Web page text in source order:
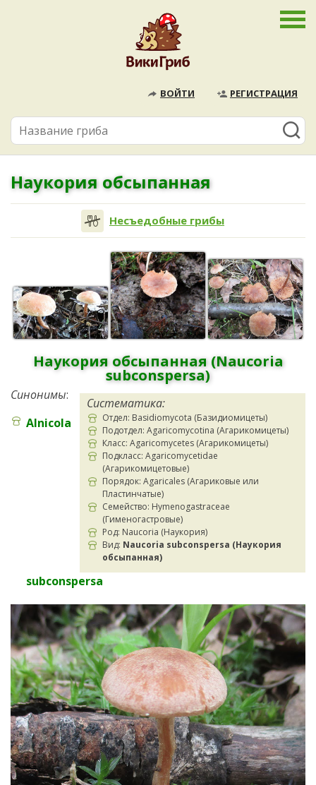
ВОЙТИ РЕГИСТРАЦИЯ
Наукория обсыпанная
Несъедобные грибы
Наукория обсыпанная (Naucoria
subconspersa)
Систематика:
Отдел: Basidiomycota (Базидиомицеты)
Подотдел: Agaricomycotina (Агарикомицеты)
Класс: Agaricomycetes (Агарикомицеты)
Подкласс: Agaricomycetidae
(Агарикомицетовые)
Порядок: Agaricales (Агариковые или
Пластинчатые)
Семейство: Hymenogastraceae
(Гименогастровые)
Род: Naucoria (Наукория)
Вид: Naucoria subconspersa (Наукория
обсыпанная)
Синонимы:
Alnicola
subconspersa